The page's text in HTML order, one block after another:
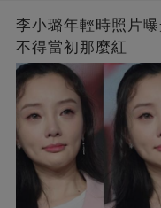
李小璐年輕時照片
不得當初那麼紅